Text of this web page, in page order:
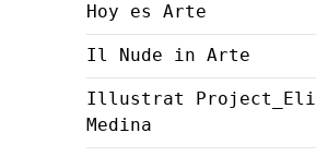
Hoy es Arte
Il Nude in Arte
Illustrat Project_Eli
Medina